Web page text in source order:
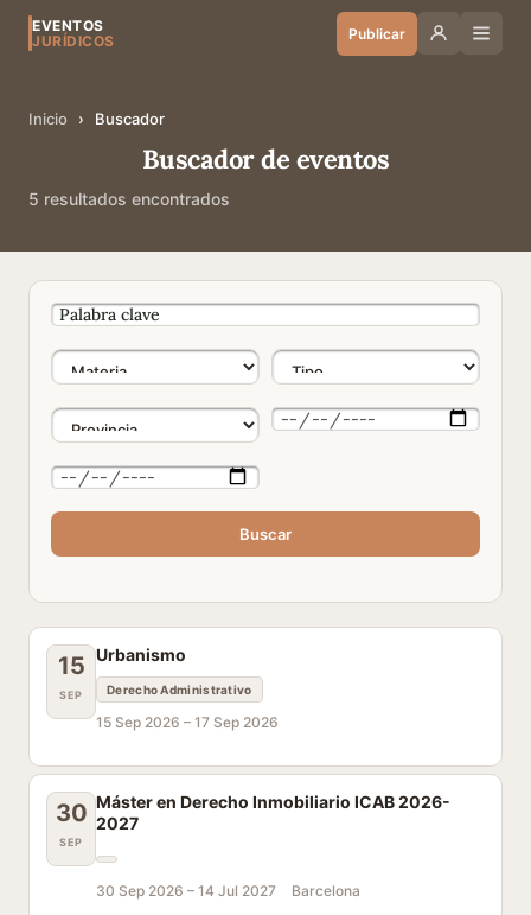
EVENTOS
JURÍDICOS
Publicar
Inicio › Buscador
Buscador de eventos
5 resultados encontrados
Buscar
15
SEP
Urbanismo
Derecho Administrativo
15 Sep 2026 – 17 Sep 2026
30
SEP
Máster en Derecho Inmobiliario ICAB 2026-
2027
30 Sep 2026 – 14 Jul 2027 Barcelona